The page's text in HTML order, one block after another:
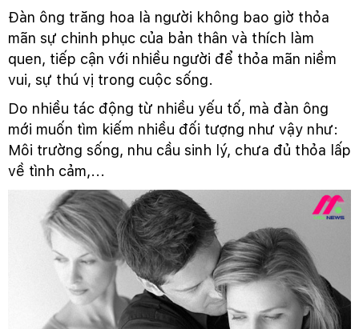
Đàn ông trăng hoa là người không bao giờ thỏa
mãn sự chinh phục của bản thân và thích làm
quen, tiếp cận với nhiều người để thỏa mãn niềm
vui, sự thú vị trong cuộc sống.
Do nhiều tác động từ nhiều yếu tố, mà đàn ông
mới muốn tìm kiếm nhiều đối tượng như vậy như:
Môi trường sống, nhu cầu sinh lý, chưa đủ thỏa lấp
về tình cảm,...